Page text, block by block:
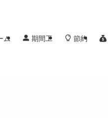
ム 期間工 節約